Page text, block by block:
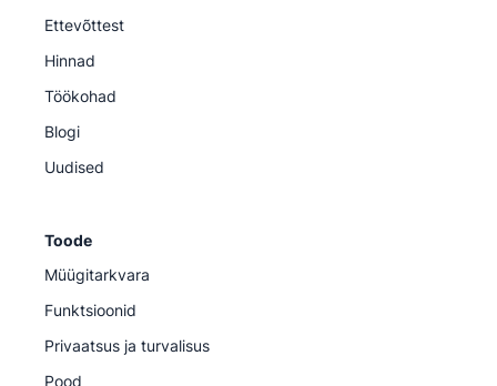
Ettevõttest
Hinnad
Töökohad
Blogi
Uudised
Toode
Müügitarkvara
Funktsioonid
Privaatsus ja turvalisus
Pood